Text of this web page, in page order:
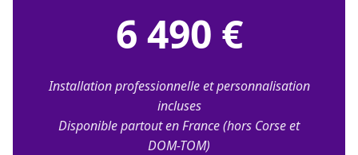
6 490 €
Installation professionnelle et personnalisation
incluses
Disponible partout en France (hors Corse et
DOM-TOM)